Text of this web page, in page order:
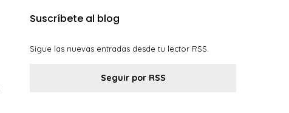
Suscríbete al blog
Sigue las nuevas entradas desde tu lector RSS.
Seguir por RSS